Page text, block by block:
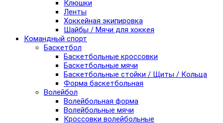
Клюшки
Ленты
Хоккейная экипировка
Шайбы / Мячи для хоккея
Командный спорт
Баскетбол
Баскетбольные кроссовки
Баскетбольные мячи
Баскетбольные стойки / Щиты / Кольца
Форма баскетбольная
Волейбол
Волейбольная форма
Волейбольные мячи
Кроссовки волейбольные